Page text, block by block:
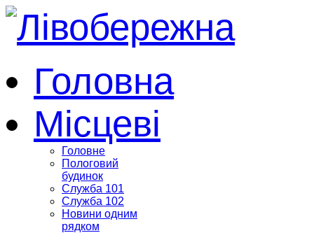
Головна
Місцеві
Головне
Пологовий
будинок
Служба 101
Служба 102
Новини одним
рядком